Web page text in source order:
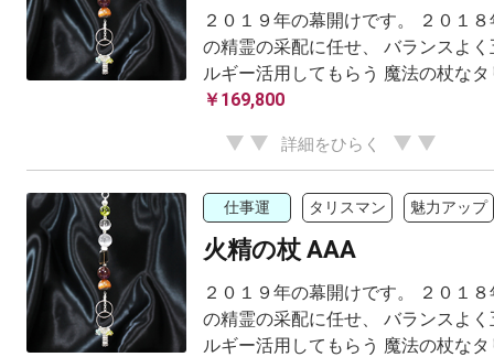
２０１９年の幕開けです。 ２０１
の精霊の采配に任せ、 バランスよ
ルギー活用してもらう 魔法の杖な
￥169,800
詳細をひらく
仕事運 タリスマン 魅力アップ
火精の杖 AAA
２０１９年の幕開けです。 ２０１
の精霊の采配に任せ、 バランスよ
ルギー活用してもらう 魔法の杖な